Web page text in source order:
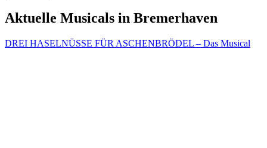
Aktuelle Musicals in Bremerhaven
DREI HASELNÜSSE FÜR ASCHENBRÖDEL – Das Musical